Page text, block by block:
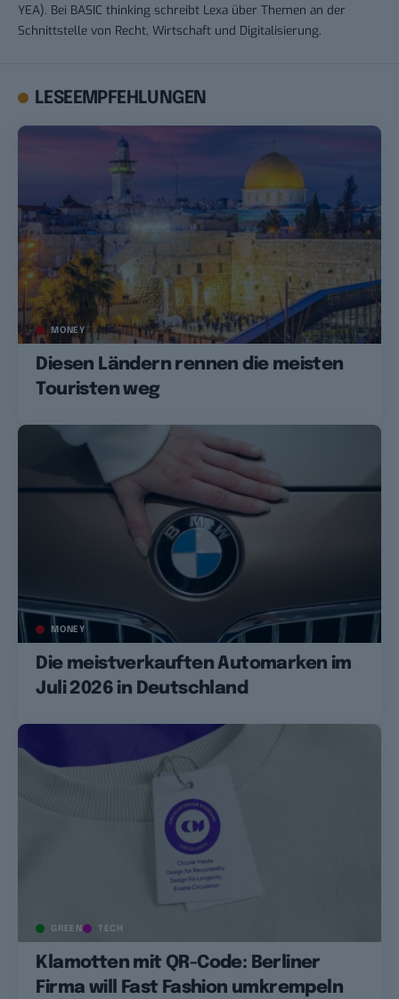
YEA). Bei BASIC thinking schreibt Lexa über Themen an der
Schnittstelle von Recht, Wirtschaft und Digitalisierung.
LESEEMPFEHLUNGEN
MONEY
Diesen Ländern rennen die meisten
Touristen weg
MONEY
Die meistverkauften Automarken im
Juli 2026 in Deutschland
GREEN TECH
Klamotten mit QR-Code: Berliner
Firma will Fast Fashion umkrempeln